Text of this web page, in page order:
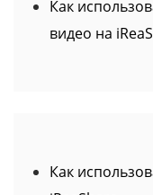
Как